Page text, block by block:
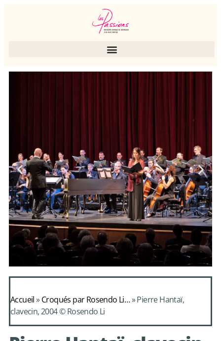
Alcimadure de
Mondonville
avec le choeur de
Accueil»Croqués par Rosendo Li…»Pierre Hantaï,
clavecin, 2004 © Rosendo Li